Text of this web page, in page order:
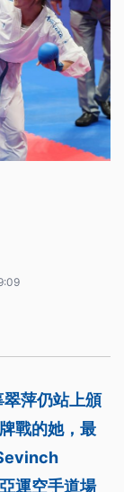
萍仍站上頒
戰的她，最
運空手道場